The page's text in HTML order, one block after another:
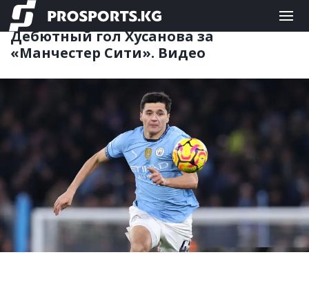
ФУТБОЛ 09.02.2025 14:12
Дебютный гол Хусанова за
«Манчестер Сити». Видео